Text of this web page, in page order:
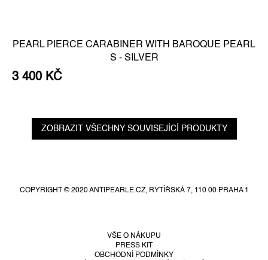
PEARL PIERCE CARABINER WITH BAROQUE PEARL
S - SILVER
3 400 KČ
ZOBRAZIT VŠECHNY SOUVISEJÍCÍ PRODUKTY
COPYRIGHT © 2020 ANTIPEARLE.CZ, RYTÍŘSKÁ 7, 110 00 PRAHA 1
VŠE O NÁKUPU
PRESS KIT
OBCHODNÍ PODMÍNKY